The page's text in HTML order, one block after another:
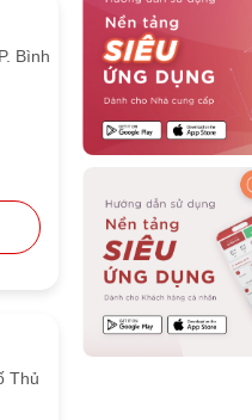
Bình
Thủ